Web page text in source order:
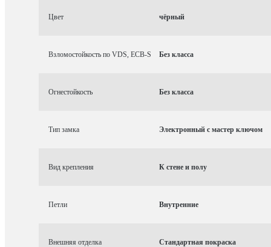
Цвет чёрный
Взломостойкость по VDS, ECB-S Без класса
Огнестойкость Без класса
Тип замка Электронный с мастер ключом
Вид крепления К стене и полу
Петли Внутренние
Внешняя отделка Стандартная покраска